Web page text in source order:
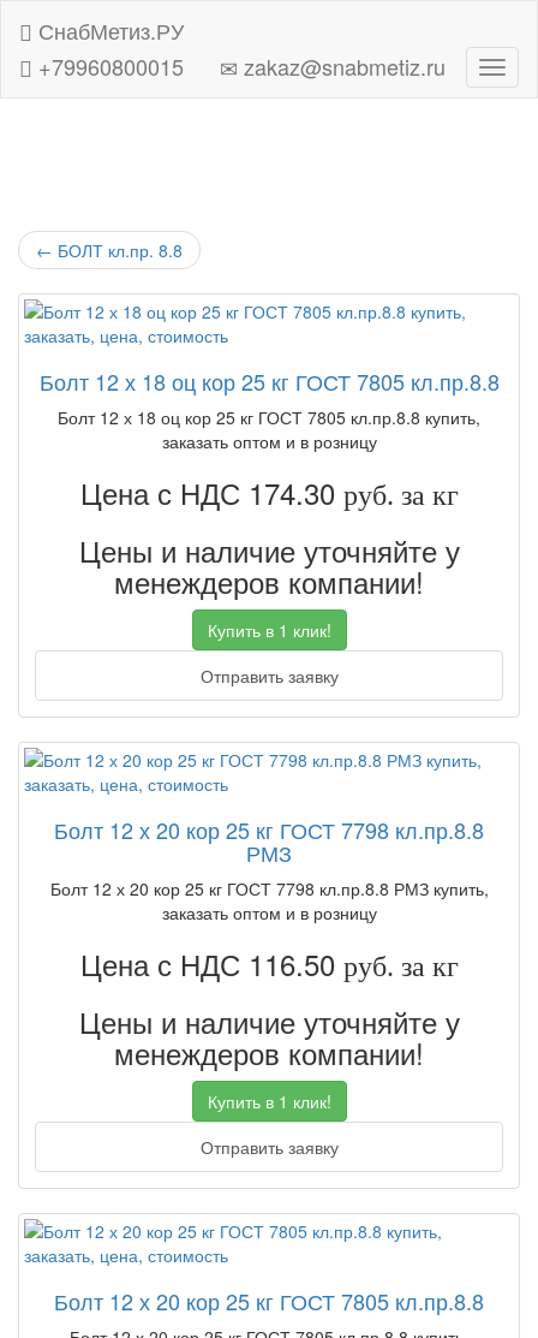
СнабМетиз.РУ
+79960800015
zakaz@snabmetiz.ru
← БОЛТ кл.пр. 8.8
Болт 12 х 18 оц кор 25 кг ГОСТ 7805 кл.пр.8.8
Болт 12 х 18 оц кор 25 кг ГОСТ 7805 кл.пр.8.8 купить,
заказать оптом и в розницу
Цена с НДС 174.30 руб. за кг
Цены и наличие уточняйте у
менеждеров компании!
Купить в 1 клик!
Отправить заявку
Болт 12 х 20 кор 25 кг ГОСТ 7798 кл.пр.8.8
РМЗ
Болт 12 х 20 кор 25 кг ГОСТ 7798 кл.пр.8.8 РМЗ купить,
заказать оптом и в розницу
Цена с НДС 116.50 руб. за кг
Цены и наличие уточняйте у
менеждеров компании!
Купить в 1 клик!
Отправить заявку
Болт 12 х 20 кор 25 кг ГОСТ 7805 кл.пр.8.8